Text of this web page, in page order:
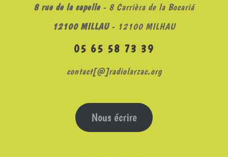
8 rue de la capelle- 8 Carrièra de la Bocariá
12100 MILLAU- 12100 MILHAU
05 65 58 73 39
contact[@]radiolarzac.org
Nous écrire